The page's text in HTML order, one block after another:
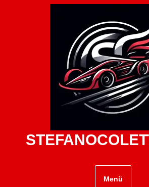
Menü